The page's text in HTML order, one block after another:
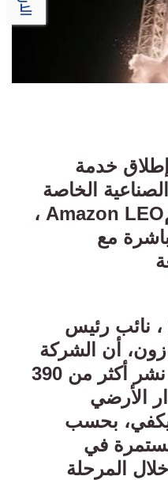
خدمة
الصناعية الخاصة
Amazon LEO ،
مع
، نائب رئيس
أن الشركة
نجحت حتى الآن في نشر أكثر من 390
الأرضي
يكفي، بحسب
في
المرحلة